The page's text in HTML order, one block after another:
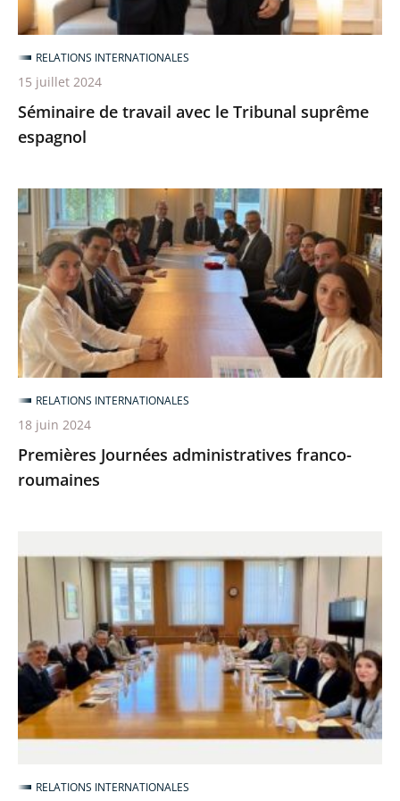
Séminaire de travail avec le Tribunal suprême
espagnol
RELATIONS INTERNATIONALES
15 juillet 2024
Premières
Journées
administratives
franco-
roumaines
Premières Journées administratives franco-
roumaines
RELATIONS INTERNATIONALES
18 juin 2024
bilatéral
franco-
hellénique
au
Conseil
d’État
grec
RELATIONS INTERNATIONALES